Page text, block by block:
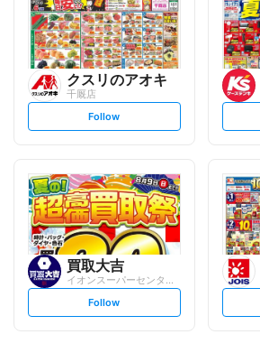
w
クスリのアオキ
千厩店
s
t
l
o
w
Follow
買取大吉
イオンスーパーセンター一関店
s
t
Follow